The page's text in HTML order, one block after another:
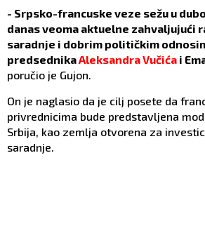
- Srpsko-francuske veze sežu u
danas veoma aktuelne zahvaljujući
saradnje i dobrim političkim
predsednikaAleksandra Vučića i
poručio je Gujon.
On je naglasio da je cilj posete da
privrednicima bude predstavljena
Srbija, kao zemlja otvorena za
saradnje.